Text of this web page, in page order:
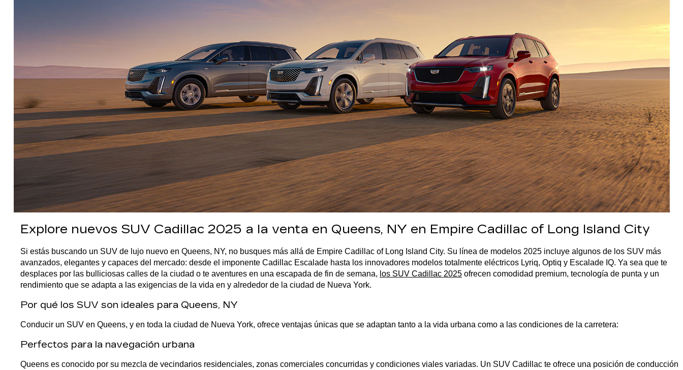
Explore nuevos SUV Cadillac 2025 a la venta en Queens, NY en Empire Cadillac of Long Island City
Si estás buscando un SUV de lujo nuevo en Queens, NY, no busques más allá de Empire Cadillac of Long Island City. Su línea de modelos 2025 incluye algunos de los SUV más
avanzados, elegantes y capaces del mercado: desde el imponente Cadillac Escalade hasta los innovadores modelos totalmente eléctricos Lyriq, Optiq y Escalade IQ. Ya sea que te
desplaces por las bulliciosas calles de la ciudad o te aventures en una escapada de fin de semana, los SUV Cadillac 2025 ofrecen comodidad premium, tecnología de punta y un
rendimiento que se adapta a las exigencias de la vida en y alrededor de la ciudad de Nueva York.
Por qué los SUV son ideales para Queens, NY
Conducir un SUV en Queens, y en toda la ciudad de Nueva York, ofrece ventajas únicas que se adaptan tanto a la vida urbana como a las condiciones de la carretera:
Perfectos para la navegación urbana
Queens es conocido por su mezcla de vecindarios residenciales, zonas comerciales concurridas y condiciones viales variadas. Un SUV Cadillac te ofrece una posición de conducción